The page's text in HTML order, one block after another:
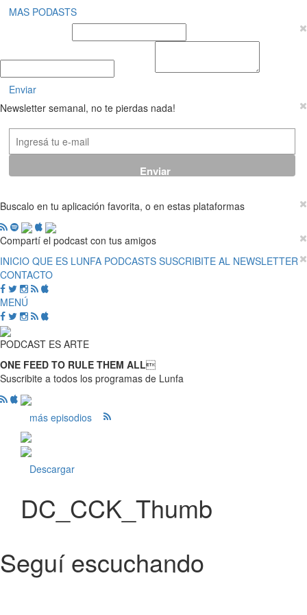
MAS PODASTS
Enviar
Newsletter semanal, no te pierdas nada!
Buscalo en tu aplicación favorita, o en estas plataformas
Compartí el podcast con tus amigos
INICIO QUE ES LUNFA PODCASTS SUSCRIBITE AL NEWSLETTER
CONTACTO
MENÚ
PODCAST ES ARTE
ONE FEED TO RULE THEM ALL
Suscribite a todos los programas de Lunfa
más episodios
Descargar
DC_CCK_Thumb
Seguí escuchando